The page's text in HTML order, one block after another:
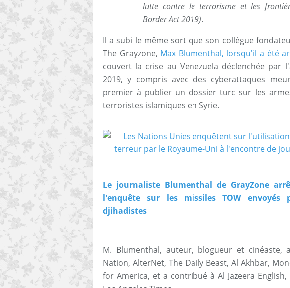
lutte contre le terrorisme et les
Border Act 2019).
Il a subi le même sort que son collègue
The Grayzone, Max Blumenthal, lorsqu'il a été
couvert la crise au Venezuela déclenchée par
2019, y compris avec des cyberattaques
premier à publier un dossier turc sur les
terroristes islamiques en Syrie.
Le journaliste Blumenthal de GrayZone
l'enquête sur les missiles TOW envoyés
djihadistes
M. Blumenthal, auteur, blogueur et cinéaste,
Nation, AlterNet, The Daily Beast, Al Akhbar,
for America, et a contribué à Al Jazeera